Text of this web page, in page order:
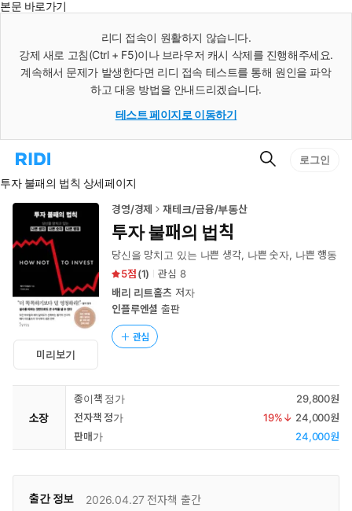
본문 바로가기
리디 접속이 원활하지 않습니다.
강제 새로 고침(Ctrl + F5)이나 브라우저 캐시 삭제를 진행해주세요.
계속해서 문제가 발생한다면 리디 접속 테스트를 통해 원인을 파악
하고 대응 방법을 안내드리겠습니다.
테스트 페이지로 이동하기
리
홈
로
검
로그인
투자 불패의 법칙 상세페이지
미리보기
경영/경제 재테크/금융/부동산
투자 불패의 법칙
당신을 망치고 있는 나쁜 생각, 나쁜 숫자, 나쁜 행동
5
(1) 관심 8
배리 리트홀츠 저자
인플루엔셜 출판
관심
소장
종이책 정가
29,800원
전자책 정가
19%↓ 24,000원
판매가
24,000원
출간 정보 2026.04.27 전자책 출간